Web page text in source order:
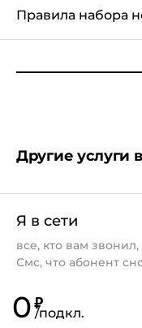
Правила набора
Другие услуги
Я в сети
все, кто вам
Смс, что абонент
0₽
/подкл.